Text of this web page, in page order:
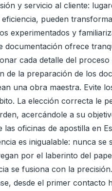
y servicio al cliente:
pueden
experimentados y
ofrece
cada detalle del
de la preparación de los
una obra maestra. Evite
La elección correcta le
acercándole a su
oficinas de apostilla en
es inigualable: nunca
por el laberinto del
se fusiona con la
desde el primer